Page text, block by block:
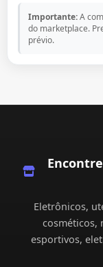
Importante:A
do marketplace.
prévio.
Eletrônicos,
cosméticos,
esportivos,